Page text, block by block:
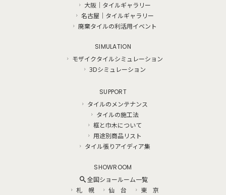
大阪｜タイルギャラリー
名古屋｜タイルギャラリー
廃棄タイルの利活用イベント
SIMULATION
モザイクタイルシミュレーション
3Dシミュレーション
SUPPORT
タイルのメンテナンス
タイルの施工法
框と巾木について
用途別商品リスト
タイル張りアイディア集
SHOWROOM
全国ショールーム一覧
札 幌
仙 台 東 京